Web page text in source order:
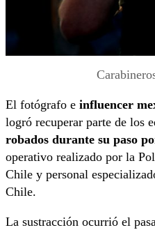
El fotógrafo e influencer
logró recuperar parte de los
robados durante su paso
operativo realizado por la
Chile y personal
Chile.
La sustracción ocurrió el